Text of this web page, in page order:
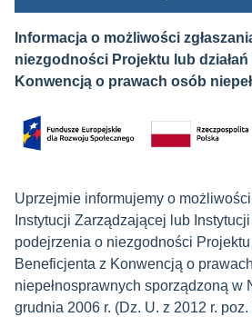
Informacja o możliwości
niezgodności Projektu lub
Konwencją o prawach osób
Uprzejmie informujemy o
Instytucji Zarządzającej lub
podejrzenia o niezgodności Projektu
Beneficjenta z Konwencją o
niepełnosprawnych sporządzoną w
grudnia 2006 r. (Dz. U. z 2012 r.